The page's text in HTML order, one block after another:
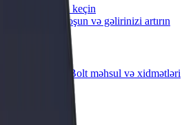
qeydiyyatdan keçin
platformasına qoşun və gəlirinizi artırın
Bolt məhsul və xidmətləri